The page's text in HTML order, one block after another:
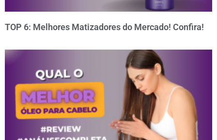
TOP 6: Melhores Matizadores do Mercado! Confira!